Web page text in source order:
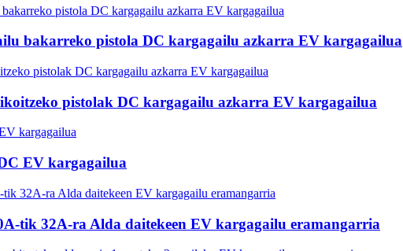
bakarreko pistola DC kargagailu azkarra EV kargagailua
pistolak DC kargagailu azkarra EV kargagailua
EV kargagailua
tik 32A-ra Alda daitekeen EV kargagailu eramangarria